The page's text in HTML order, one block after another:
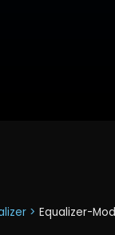
> Equalizer-